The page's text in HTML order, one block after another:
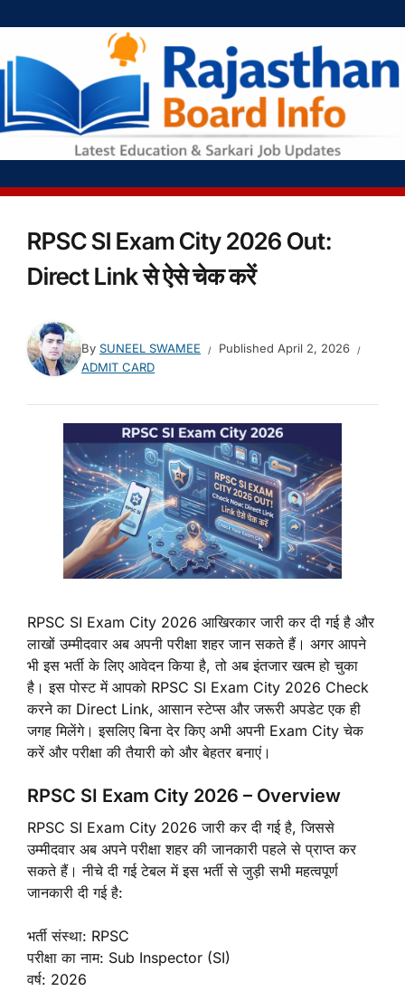
RPSC SI Exam City 2026 Out:
Direct Link से ऐसे चेक करें
By SUNEEL SWAMEE Published April 2, 2026
ADMIT CARD
RPSC SI Exam City 2026 आखिरकार जारी कर दी गई है और
लाखों उम्मीदवार अब अपनी परीक्षा शहर जान सकते हैं। अगर आपने
भी इस भर्ती के लिए आवेदन किया है, तो अब इंतजार खत्म हो चुका
है। इस पोस्ट में आपको RPSC SI Exam City 2026 Check
करने का Direct Link, आसान स्टेप्स और जरूरी अपडेट एक ही
जगह मिलेंगे। इसलिए बिना देर किए अभी अपनी Exam City चेक
करें और परीक्षा की तैयारी को और बेहतर बनाएं।
RPSC SI Exam City 2026 – Overview
RPSC SI Exam City 2026 जारी कर दी गई है, जिससे
उम्मीदवार अब अपने परीक्षा शहर की जानकारी पहले से प्राप्त कर
सकते हैं। नीचे दी गई टेबल में इस भर्ती से जुड़ी सभी महत्वपूर्ण
जानकारी दी गई है:
भर्ती संस्था: RPSC
परीक्षा का नाम: Sub Inspector (SI)
वर्ष: 2026